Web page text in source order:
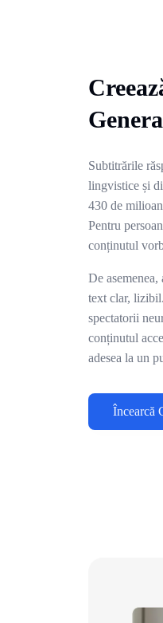
Subtitrările
lingvistice și
430 de
Pentru
conținutul
De
text clar,
spectatorii
conținutul
adesea la un
Încearcă